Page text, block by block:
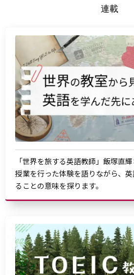
連載
「世界を旅する英語教師」飯塚直
授業を行った体験を語りながら、
ることの意味を探ります。